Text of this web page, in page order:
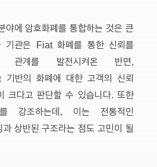
야에 암호화폐를 통합하는 것은 큰
기관은 Fiat 화폐를 통한 신뢰를
관계를 발전시켜온 반면,
기반의 화폐에 대한 고객의 신뢰
크다고 판단할 수 있습니다. 또한
를 강조하는데, 이는 전통적인
상반된 구조라는 점도 고민이 될